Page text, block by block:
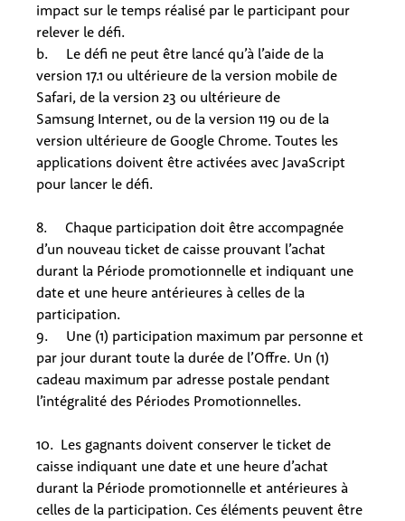
impact sur le temps réalisé par le participant pour
relever le défi.
b. Le défi ne peut être lancé qu’à l’aide de la
version 17.1 ou ultérieure de la version mobile de
Safari, de la version 23 ou ultérieure de
Samsung Internet, ou de la version 119 ou de la
version ultérieure de Google Chrome. Toutes les
applications doivent être activées avec JavaScript
pour lancer le défi.
8. Chaque participation doit être accompagnée
d’un nouveau ticket de caisse prouvant l’achat
durant la Période promotionnelle et indiquant une
date et une heure antérieures à celles de la
participation.
9. Une (1) participation maximum par personne et
par jour durant toute la durée de l’Offre. Un (1)
cadeau maximum par adresse postale pendant
l’intégralité des Périodes Promotionnelles.
10. Les gagnants doivent conserver le ticket de
caisse indiquant une date et une heure d’achat
durant la Période promotionnelle et antérieures à
celles de la participation. Ces éléments peuvent être